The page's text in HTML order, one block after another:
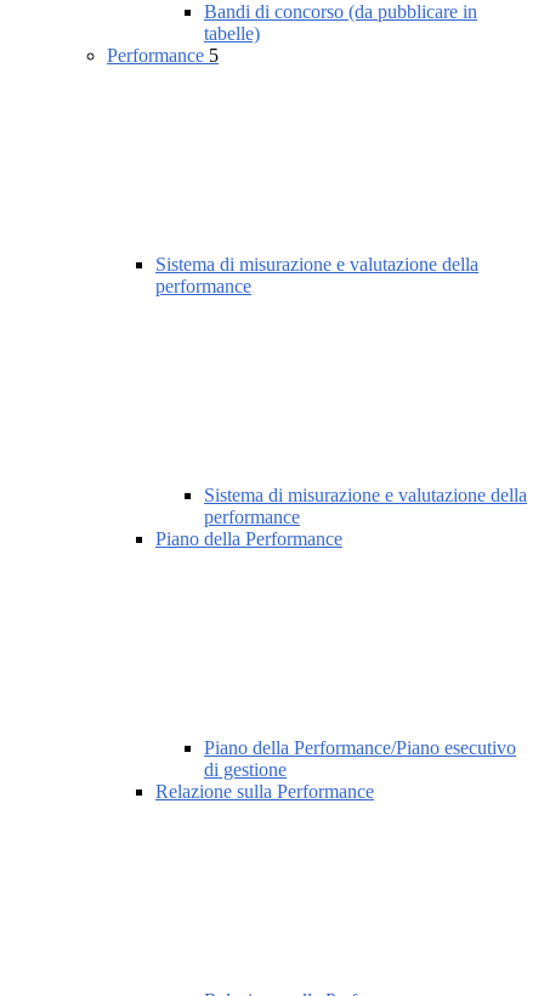
Bandi di concorso (da pubblicare in
tabelle)
Performance 5
Sistema di misurazione e valutazione della
performance
Sistema di misurazione e valutazione della
performance
Piano della Performance
Piano della Performance/Piano esecutivo
di gestione
Relazione sulla Performance